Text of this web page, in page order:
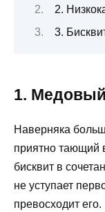
2.
3.
1.
Наверняка
приятно тающий
бисквит в
не уступает
превосходит его.